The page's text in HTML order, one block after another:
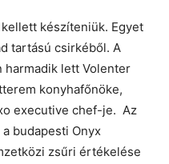
készíteniük. Egyet
tartású csirkéből. A
harmadik lett Volenter
konyhafőnöke,
executive chef-je. Az
budapesti Onyx
zsűri értékelése